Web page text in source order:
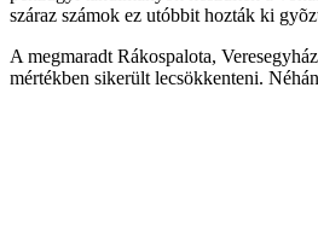
száraz számok ez utóbbit hozták ki
A megmaradt Rákospalota,
mértékben sikerült lecsökkenteni.